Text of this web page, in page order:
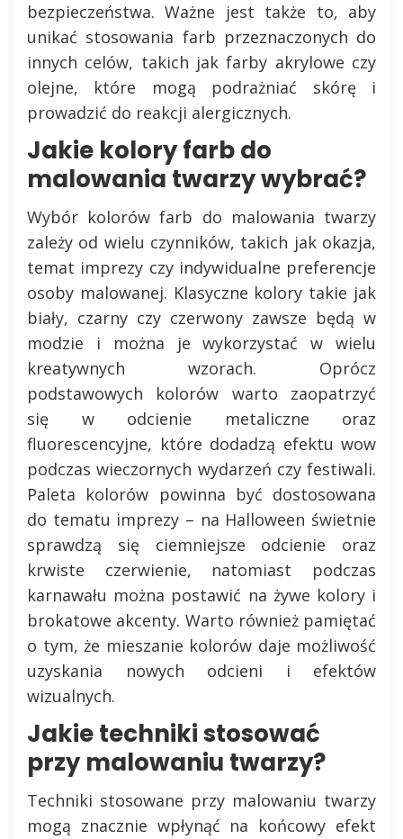
bezpieczeństwa. Ważne jest także to, aby
unikać stosowania farb przeznaczonych do
innych celów, takich jak farby akrylowe czy
olejne, które mogą podrażniać skórę i
prowadzić do reakcji alergicznych.
Jakie kolory farb do
malowania twarzy wybrać?
Wybór kolorów farb do malowania twarzy
zależy od wielu czynników, takich jak okazja,
temat imprezy czy indywidualne preferencje
osoby malowanej. Klasyczne kolory takie jak
biały, czarny czy czerwony zawsze będą w
modzie i można je wykorzystać w wielu
kreatywnych wzorach. Oprócz
podstawowych kolorów warto zaopatrzyć
się w odcienie metaliczne oraz
fluorescencyjne, które dodadzą efektu wow
podczas wieczornych wydarzeń czy festiwali.
Paleta kolorów powinna być dostosowana
do tematu imprezy – na Halloween świetnie
sprawdzą się ciemniejsze odcienie oraz
krwiste czerwienie, natomiast podczas
karnawału można postawić na żywe kolory i
brokatowe akcenty. Warto również pamiętać
o tym, że mieszanie kolorów daje możliwość
uzyskania nowych odcieni i efektów
wizualnych.
Jakie techniki stosować
przy malowaniu twarzy?
Techniki stosowane przy malowaniu twarzy
mogą znacznie wpłynąć na końcowy efekt